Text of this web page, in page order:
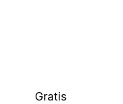
Gratis